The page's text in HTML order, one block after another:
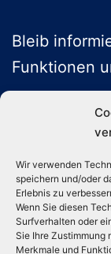
Wir verwenden
speichern und/oder
Erlebnis zu
Wenn Sie diesen
Surfverhalten oder
Sie Ihre Zustimmung
Merkmale und
Bleib
Funktionen
ABONNIEREN
Folge uns